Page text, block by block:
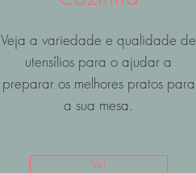
Veja a variedade e qualidade de
utensílios para o ajudar a
preparar os melhores pratos para
a sua mesa.
Ver